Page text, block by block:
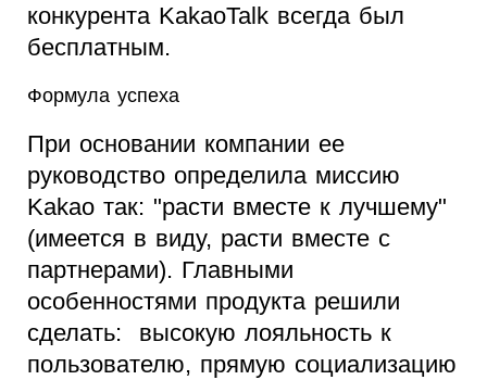
конкурента KakaoTalk всегда был
бесплатным.
Формула успеха
При основании компании ее
руководство определила миссию
Kakao так: "расти вместе к лучшему"
(имеется в виду, расти вместе с
партнерами). Главными
особенностями продукта решили
сделать: высокую лояльность к
пользователю, прямую социализацию